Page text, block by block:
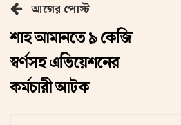
আগের পোস্ট
শাহ আমানতে ৯ কেজি
স্বর্ণসহ এভিয়েশনের
কর্মচারী আটক